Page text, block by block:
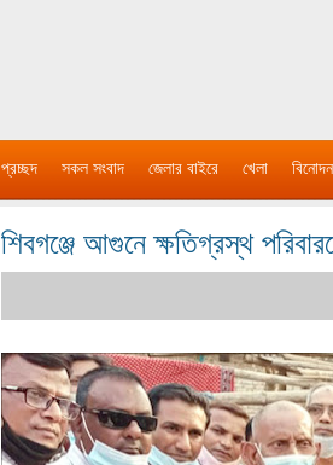
প্রচ্ছদ সকল সংবাদ জেলার বাইরে খেলা বিনোদন
শিবগঞ্জে আগুনে ক্ষতিগ্রস্থ